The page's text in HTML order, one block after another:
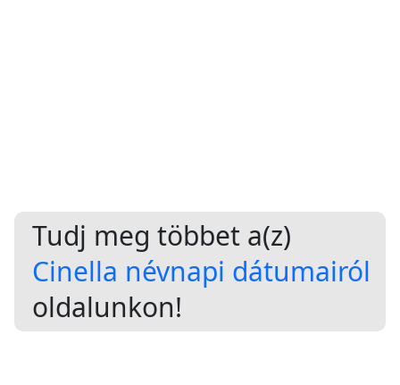
Tudj meg többet a(z)
Cinella névnapi dátumairól
oldalunkon!